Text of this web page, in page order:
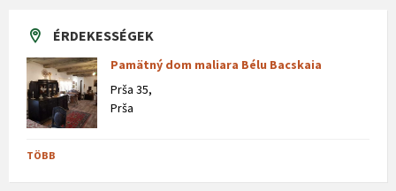
ÉRDEKESSÉGEK
Pamätný dom maliara Bélu Bacskaia
Prša 35,
Prša
TÖBB